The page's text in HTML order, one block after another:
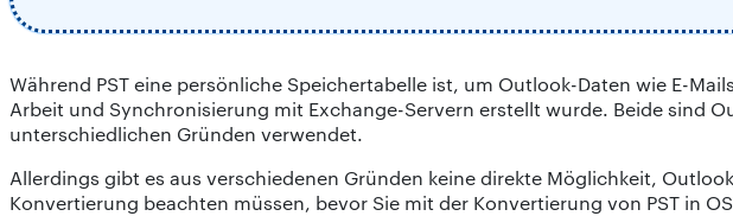
Während PST eine persönliche Speichertabelle ist, um Outlook-Daten wie E-
Arbeit und Synchronisierung mit Exchange-Servern erstellt wurde. Beide sind
unterschiedlichen Gründen verwendet.
Allerdings gibt es aus verschiedenen Gründen keine direkte Möglichkeit,
Konvertierung beachten müssen, bevor Sie mit der Konvertierung von PST in